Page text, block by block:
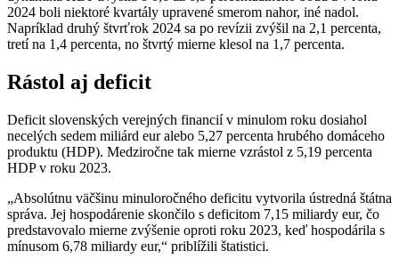
2024 boli niektoré kvartály upravené smerom nahor, iné nadol.
Napríklad druhý štvrťrok 2024 sa po revízii zvýšil na 2,1 percenta,
tretí na 1,4 percenta, no štvrtý mierne klesol na 1,7 percenta.
Rástol aj deficit
Deficit slovenských verejných financií v minulom roku dosiahol
necelých sedem miliárd eur alebo 5,27 percenta hrubého domáceho
produktu (HDP). Medziročne tak mierne vzrástol z 5,19 percenta
HDP v roku 2023.
„Absolútnu väčšinu minuloročného deficitu vytvorila ústredná štátna
správa. Jej hospodárenie skončilo s deficitom 7,15 miliardy eur, čo
predstavovalo mierne zvýšenie oproti roku 2023, keď hospodárila s
mínusom 6,78 miliardy eur,“ priblížili štatistici.